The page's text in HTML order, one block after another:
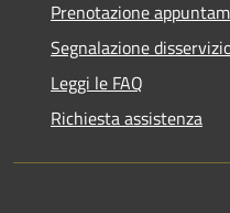
Prenotazione
Segnalazione
Leggi le FAQ
Richiesta assistenza